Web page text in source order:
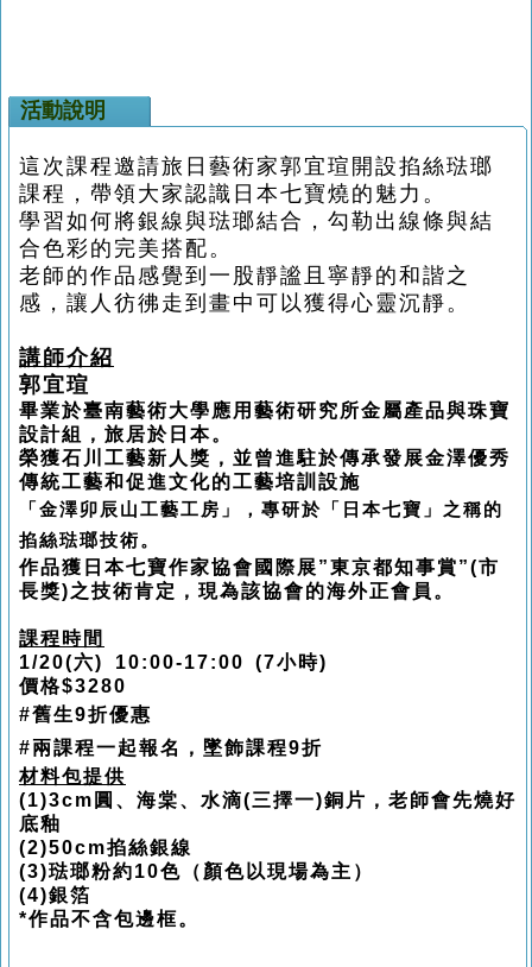
活動說明
這次課程邀請旅日藝術家郭宜瑄開設掐絲琺瑯
課程，帶領大家認識日本七寶燒的魅力。
學習如何將銀線與琺瑯結合，勾勒出線條與結
合色彩的完美搭配。
老師的作品感覺到一股靜謐且寧靜的和諧之
感，讓人彷彿走到畫中可以獲得心靈沉靜。
講師介紹
郭宜瑄
畢業於臺南藝術大學應用藝術研究所金屬產品與珠寶
設計組，旅居於日本。
榮獲石川工藝新人獎，並曾進駐於傳承發展金澤優秀
傳統工藝和促進文化的工藝培訓設施
「金澤卯辰山工藝工房」，專研於「日本七寶」之稱的
掐絲琺瑯技術。
作品獲日本七寶作家協會國際展”東京都知事賞”(市
長獎)之技術肯定，現為該協會的海外正會員。
課程時間
1/20(六) 10:00-17:00 (7小時)
價格$3280
#舊生9折優惠
#兩課程一起報名，墜飾課程9折
材料包提供
(1)3cm圓、海棠、水滴(三擇一)銅片，老師會先燒好
底釉
(2)50cm掐絲銀線
(3)琺瑯粉約10色（顏色以現場為主）
(4)銀箔
*作品不含包邊框。